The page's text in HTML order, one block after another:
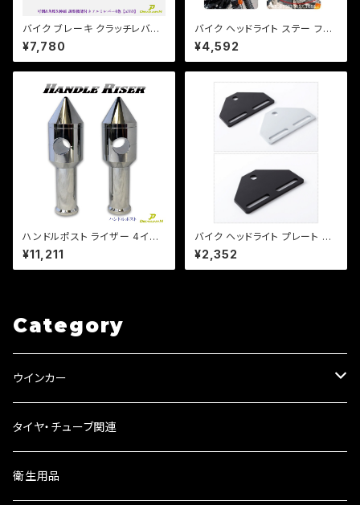
バイク ブレーキ クラッチレバー
左右セット ヤマハ カワサキ YZF
XJR ZXR ZZR 他 【a380】 可
倒&角度&伸縮 調整機能付き
¥7,780
バイク ヘッドライト ステー フォ
ークサイズ 36, 39 パイ カラー
付き 左右 セット カスタム ネイ
キッド 【ブラック・シルバー選択】
¥4,592
ハンドルポスト ライザー 4イン
チ 100mmアップ 22.2mmハン
ドル用 /汎用 鬼型！ ビラーゴ /ド
ラッグスター/エイプ/モンキー
¥11,211
バイク ヘッドライト プレート ス
テー ベーツライトプレート カス
タム 【ブラック・シルバー選択】D
S TW セロー等【クリックポスト
¥2,352
Category
ウインカー
ウインカーリレー
ウインカーレンズ
タイヤ・チューブ関連
衛生用品